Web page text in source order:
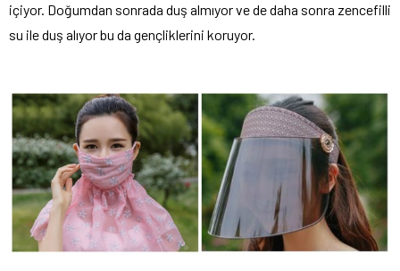
içiyor. Doğumdan sonrada duş almıyor ve de daha sonra zencefilli
su ile duş alıyor bu da gençliklerini koruyor.